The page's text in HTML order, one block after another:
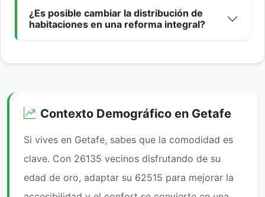
¿Es posible cambiar la distribución de
habitaciones en una reforma integral?
Contexto Demográfico en Getafe
Si vives en Getafe, sabes que la comodidad es
clave. Con 26135 vecinos disfrutando de su
edad de oro, adaptar su 62515 para mejorar la